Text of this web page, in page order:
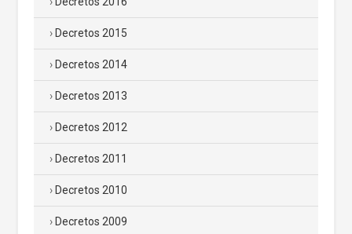
Decretos 2015
Decretos 2014
Decretos 2013
Decretos 2012
Decretos 2011
Decretos 2010
Decretos 2009